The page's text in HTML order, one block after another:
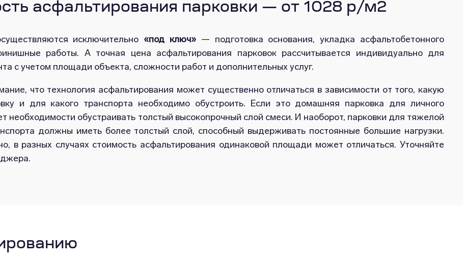
асфальтирования парковки — от 1028 р/м2
исключительно «под ключ» — подготовка основания, укладка асфальтобетонного
работы. А точная цена асфальтирования парковок рассчитывается индивидуально для
с учетом площади объекта, сложности работ и дополнительных услуг.
что технология асфальтирования может существенно отличаться в зависимости от того, какую
и для какого транспорта необходимо обустроить. Если это домашняя парковка для личного
необходимости обустраивать толстый высокопрочный слой смеси. И наоборот, парковки для тяжелой
должны иметь более толстый слой, способный выдерживать постоянные большие нагрузки.
в разных случаях стоимость асфальтирования одинаковой площади может отличаться. Уточняйте